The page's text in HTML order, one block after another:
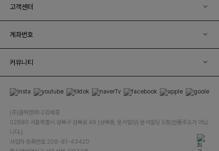
고객센터
계좌번호
커뮤니티
(주)클릭앤퍼니/김예중
02880 서울특별시 성북구 성북로 49 (성북동, 운석빌딩) 운석빌딩 5층(반품주소가 아닙
니다.)
사업자 등록번호 209-81-43420